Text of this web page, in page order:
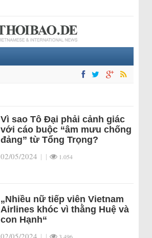
Vì sao Tô Đại phải cảnh giác
với cáo buộc “âm mưu chống
đảng” từ Tổng Trọng?
02/05/2024 | | 1.054
„Nhiều nữ tiếp viên Vietnam
Airlines khóc vì thằng Huệ và
con Hạnh“
02/05/2024 | |